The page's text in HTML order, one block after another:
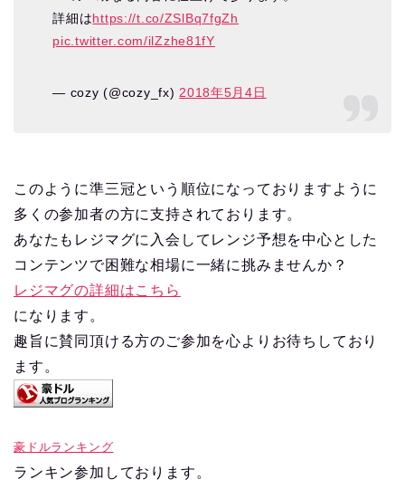
詳細はhttps://t.co/ZSlBq7fgZh
pic.twitter.com/ilZzhe81fY
— cozy (@cozy_fx)2018年5月4日
このように準三冠という順位になっておりますように
多くの参加者の方に支持されております。
あなたもレジマグに入会してレンジ予想を中心とした
コンテンツで困難な相場に一緒に挑みませんか？
レジマグの詳細はこちら
になります。
趣旨に賛同頂ける方のご参加を心よりお待ちしており
ます。
豪ドルランキング
ランキン参加しております。